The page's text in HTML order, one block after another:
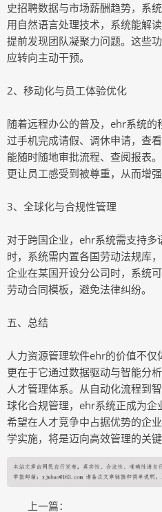
史招聘数据与市场薪酬趋势，系
用自然语言处理技术，系统能解
提前发现团队凝聚力问题。这些
应转向主动干预。
2、移动化与员工体验优化
随着远程办公的普及，ehr系统
过手机完成请假、调休申请，查
能随时随地审批流程、查阅报表
更让员工感受到被尊重，从而增强
3、全球化与合规性管理
对于跨国企业，ehr系统需支持
时，系统需内置各国劳动法规库
企业在某国开设分公司时，系统
劳动合同模板，避免法律纠纷。
五、总结
人力资源管理软件ehr的价值不仅
更在于它通过数据驱动与智能分
人才管理体系。从自动化流程到
球化合规管理，ehr系统正成为
希望在人才竞争中占据优势的企
学实施，将是迈向高效管理的关键
上一篇：